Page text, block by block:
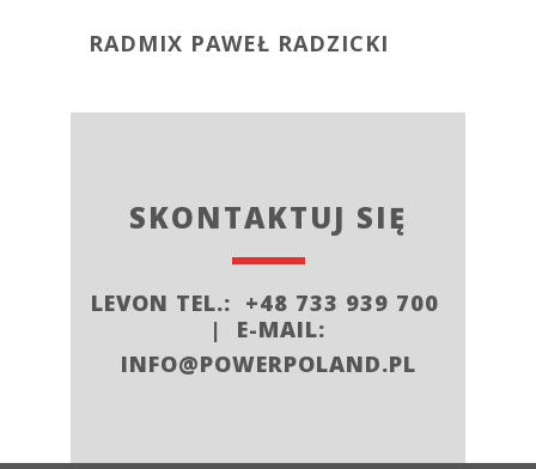
RADMIX PAWEŁ RADZICKI
SKONTAKTUJ SIĘ
LEVON TEL.: +48 733 939 700
| E-MAIL:
INFO@POWERPOLAND.PL